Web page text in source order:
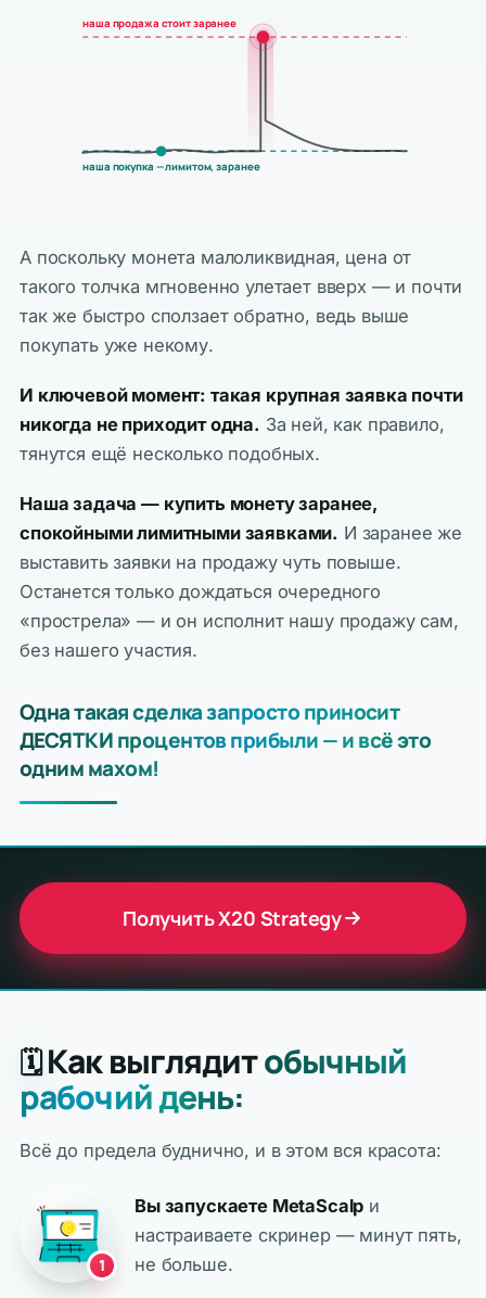
наша продажа стоит заранее
наша покупка — лимитом, заранее
А поскольку монета малоликвидная, цена от
такого толчка мгновенно улетает вверх — и почти
так же быстро сползает обратно, ведь выше
покупать уже некому.
И ключевой момент: такая крупная заявка почти
никогда не приходит одна. За ней, как правило,
тянутся ещё несколько подобных.
Наша задача — купить монету заранее,
спокойными лимитными заявками. И заранее же
выставить заявки на продажу чуть повыше.
Останется только дождаться очередного
«прострела» — и он исполнит нашу продажу сам,
без нашего участия.
Одна такая сделка запросто приносит
ДЕСЯТКИ процентов прибыли — и всё это
одним махом!
Получить X20 Strategy
🗓️Как выглядитобычный
рабочий день:
Всё до предела буднично, и в этом вся красота:
1
Вы запускаете MetaScalp и
настраиваете скринер — минут пять,
не больше.